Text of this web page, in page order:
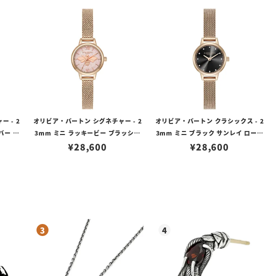
ー - 2
ー ホ
ー
オリビア・バートン シグネチャー - 2
3mm ミニ ラッキービー ブラッシュ
グリッター ローズゴールド メッシュ
¥28,600
オリビア・バートン クラシックス - 2
3mm ミニ ブラック サンレイ ローズ
ゴールド メッシュ
¥28,600